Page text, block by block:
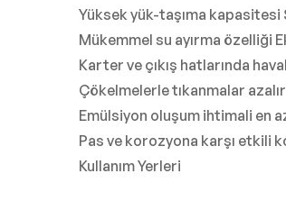
Yüksek yük-taşıma kapasitesi
Mükemmel su ayırma özelliği
Karter ve çıkış hatlarında
Çökelmelerle tıkanmalar azalır
Emülsiyon oluşum ihtimali en
Pas ve korozyona karşı etkili
Kullanım Yerleri